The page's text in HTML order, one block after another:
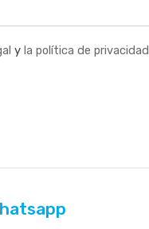
y la política de privacidad